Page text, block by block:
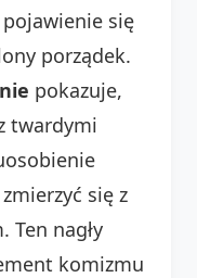
się
porządek.
pokazuje,
twardymi
zmierzyć się z
Ten nagły
komizmu